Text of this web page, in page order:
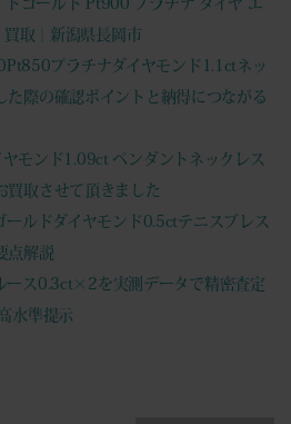
買取｜新潟県長岡市
プラチナダイヤモンド1.1ctネッ
た際の確認ポイントと納得につながる
ヤモンド1.09ct ペンダントネックレス
買取させて頂きました
ールドダイヤモンド0.5ctテニスブレス
点解説
ース0.3ct×2を実測データで精密査定
水準提示